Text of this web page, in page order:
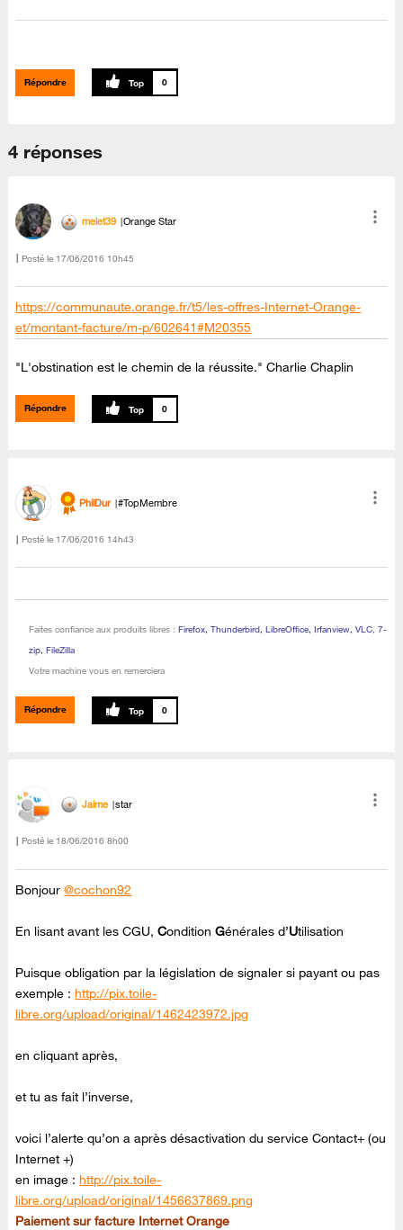
Répondre 0
4 réponses
melet39 Orange Star
Posté le ‎17/06/2016 10h45
https://communaute.orange.fr/t5/les-offres-Internet-Orange-
et/montant-facture/m-p/602641#M20355
"L'obstination est le chemin de la réussite." Charlie Chaplin
Répondre 0
PhilDur #TopMembre
Posté le ‎17/06/2016 14h43
Faites confiance aux produits libres : Firefox,Thunderbird,LibreOffice,Irfanview,VLC, 7-
zip,FileZilla
Votre machine vous en remerciera
Répondre 0
Jaime star
Posté le ‎18/06/2016 8h00
Bonjour@cochon92
En lisant avant les CGU,ConditionGénérales d’Utilisation
Puisque obligation par la législation de signaler si payant ou pas
exemple :http://pix.toile-
libre.org/upload/original/1462423972.jpg
en cliquant après,
et tu as fait l’inverse,
voici l’alerte qu’on a après désactivation du service Contact+ (ou
Internet +)
en image :http://pix.toile-
libre.org/upload/original/1456637869.png
Paiement sur facture Internet Orange